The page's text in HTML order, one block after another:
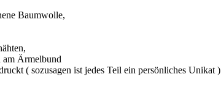
Baumwolle,
am Ärmelbund
( sozusagen ist jedes Teil ein persönliches Unikat )